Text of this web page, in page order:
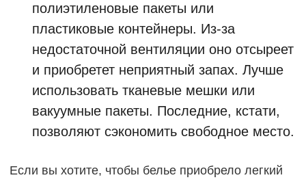
полиэтиленовые пакеты или
пластиковые контейнеры. Из-за
недостаточной вентиляции оно отсыреет
и приобретет неприятный запах. Лучше
использовать тканевые мешки или
вакуумные пакеты. Последние, кстати,
позволяют сэкономить свободное место.
Если вы хотите, чтобы белье приобрело легкий